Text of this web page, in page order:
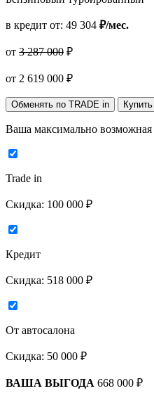
в кредит от: 49 304 ₽/мес.
от 3 287 000 ₽
от 2 619 000 ₽
Обменять по TRADE in
Ваша максимально возможная
Trade in
Скидка: 100 000 ₽
Кредит
Скидка: 518 000 ₽
От автосалона
Скидка: 50 000 ₽
ВАША ВЫГОДА 668 000 ₽